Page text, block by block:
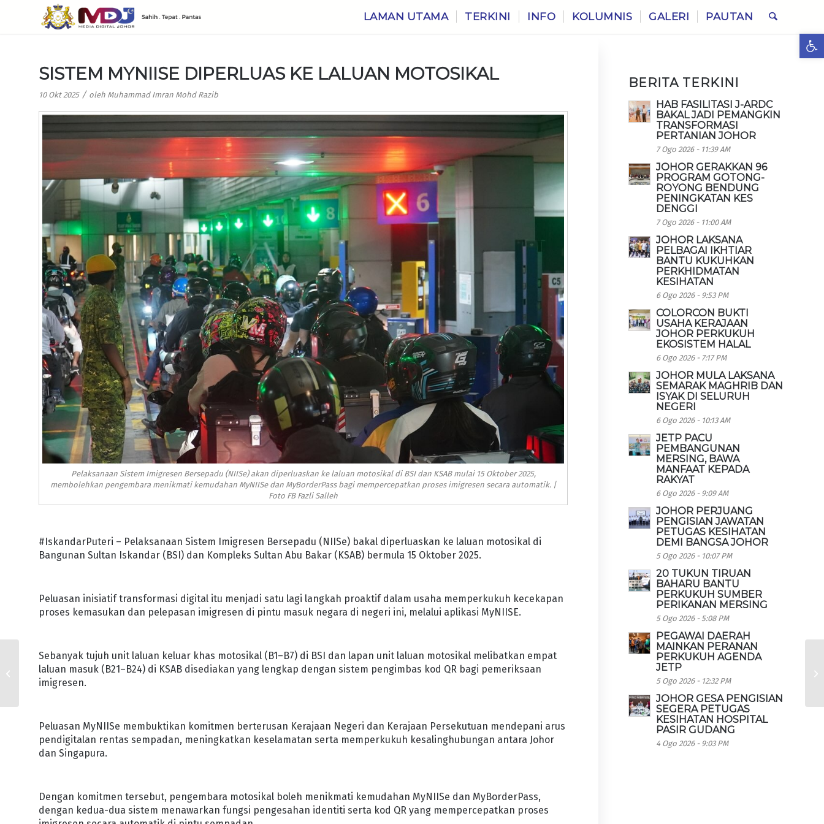
LAMAN UTAMA TERKINI INFO KOLUMNIS GALERI PAUTAN
SISTEM MYNIISE DIPERLUAS KE LALUAN MOTOSIKAL
10 Okt 2025 / oleh Muhammad Imran Mohd Razib
Pelaksanaan Sistem Imigresen Bersepadu (NIISe) akan diperluaskan ke laluan motosikal di BSI dan KSAB mulai 15 Oktober 2025,
membolehkan pengembara menikmati kemudahan MyNIISe dan MyBorderPass bagi mempercepatkan proses imigresen secara automatik. |
Foto FB Fazli Salleh
#IskandarPuteri – Pelaksanaan Sistem Imigresen Bersepadu (NIISe) bakal diperluaskan ke laluan motosikal di
Bangunan Sultan Iskandar (BSI) dan Kompleks Sultan Abu Bakar (KSAB) bermula 15 Oktober 2025.
Peluasan inisiatif transformasi digital itu menjadi satu lagi langkah proaktif dalam usaha memperkukuh kecekapan
proses kemasukan dan pelepasan imigresen di pintu masuk negara di negeri ini, melalui aplikasi MyNIISE.
Sebanyak tujuh unit laluan keluar khas motosikal (B1–B7) di BSI dan lapan unit laluan motosikal melibatkan empat
laluan masuk (B21–B24) di KSAB disediakan yang lengkap dengan sistem pengimbas kod QR bagi pemeriksaan
imigresen.
Peluasan MyNIISe membuktikan komitmen berterusan Kerajaan Negeri dan Kerajaan Persekutuan mendepani arus
pendigitalan rentas sempadan, meningkatkan keselamatan serta memperkukuh kesalinghubungan antara Johor
dan Singapura.
Dengan komitmen tersebut, pengembara motosikal boleh menikmati kemudahan MyNIISe dan MyBorderPass,
dengan kedua-dua sistem menawarkan fungsi pengesahan identiti serta kod QR yang mempercepatkan proses
BERITA TERKINI
HAB FASILITASI J-ARDC
BAKAL JADI PEMANGKIN
TRANSFORMASI
PERTANIAN JOHOR
7 Ogo 2026 - 11:39 AM
JOHOR GERAKKAN 96
PROGRAM GOTONG-
ROYONG BENDUNG
PENINGKATAN KES
DENGGI
7 Ogo 2026 - 11:00 AM
JOHOR LAKSANA
PELBAGAI IKHTIAR
BANTU KUKUHKAN
PERKHIDMATAN
KESIHATAN
6 Ogo 2026 - 9:53 PM
COLORCON BUKTI
USAHA KERAJAAN
JOHOR PERKUKUH
EKOSISTEM HALAL
6 Ogo 2026 - 7:17 PM
JOHOR MULA LAKSANA
SEMARAK MAGHRIB DAN
ISYAK DI SELURUH
NEGERI
6 Ogo 2026 - 10:13 AM
JETP PACU
PEMBANGUNAN
MERSING, BAWA
MANFAAT KEPADA
RAKYAT
6 Ogo 2026 - 9:09 AM
JOHOR PERJUANG
PENGISIAN JAWATAN
PETUGAS KESIHATAN
DEMI BANGSA JOHOR
5 Ogo 2026 - 10:07 PM
20 TUKUN TIRUAN
BAHARU BANTU
PERKUKUH SUMBER
PERIKANAN MERSING
5 Ogo 2026 - 5:08 PM
PEGAWAI DAERAH
MAINKAN PERANAN
PERKUKUH AGENDA
JETP
5 Ogo 2026 - 12:32 PM
JOHOR GESA PENGISIAN
SEGERA PETUGAS
KESIHATAN HOSPITAL
PASIR GUDANG
4 Ogo 2026 - 9:03 PM
INSTITUT DATO’ ONN
METERAI MoU
PERKUKUH JARINGAN